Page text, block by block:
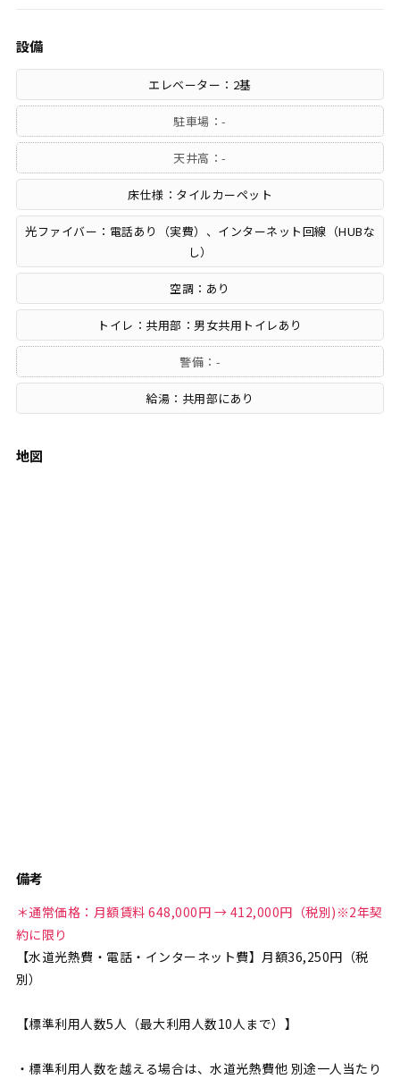
設備
エレベーター：2基
駐車場：-
天井高：-
床仕様：タイルカーペット
光ファイバー：電話あり（実費）、インターネット回線（HUBな
し）
空調：あり
トイレ：共用部：男女共用トイレあり
警備：-
給湯：共用部にあり
地図
備考
＊通常価格：月額賃料 648,000円 → 412,000円（税別)※2年契
約に限り
【水道光熱費・電話・インターネット費】月額36,250円（税
別）
【標準利用人数5人（最大利用人数10人まで）】
・標準利用人数を越える場合は、水道光熱費他 別途一人当たり